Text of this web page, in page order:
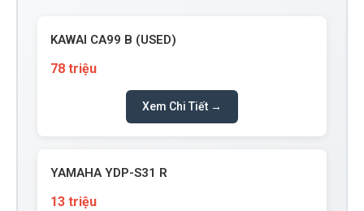
KAWAI CA99 B (USED)
78 triệu
Xem Chi Tiết →
YAMAHA YDP-S31 R
13 triệu